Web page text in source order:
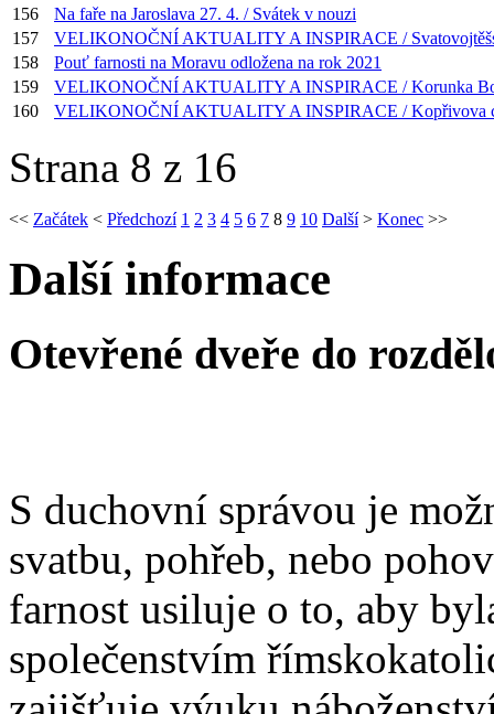
156
Na faře na Jaroslava 27. 4. / Svátek v nouzi
157
VELIKONOČNÍ AKTUALITY A INSPIRACE /
158
Pouť farnosti na Moravu odložena na rok 2021
159
VELIKONOČNÍ AKTUALITY A INSPIRACE / Korunka
160
VELIKONOČNÍ AKTUALITY A INSPIRACE / Kopřivova
Strana 8 z 16
<< Začátek < Předchozí 1 2 3 4 5 6 7 8 9 10 Další> Konec >>
Další informace
Otevřené dveře do
S duchovní správou je
svatbu, pohřeb, nebo
farnost usiluje o to, aby
společenstvím